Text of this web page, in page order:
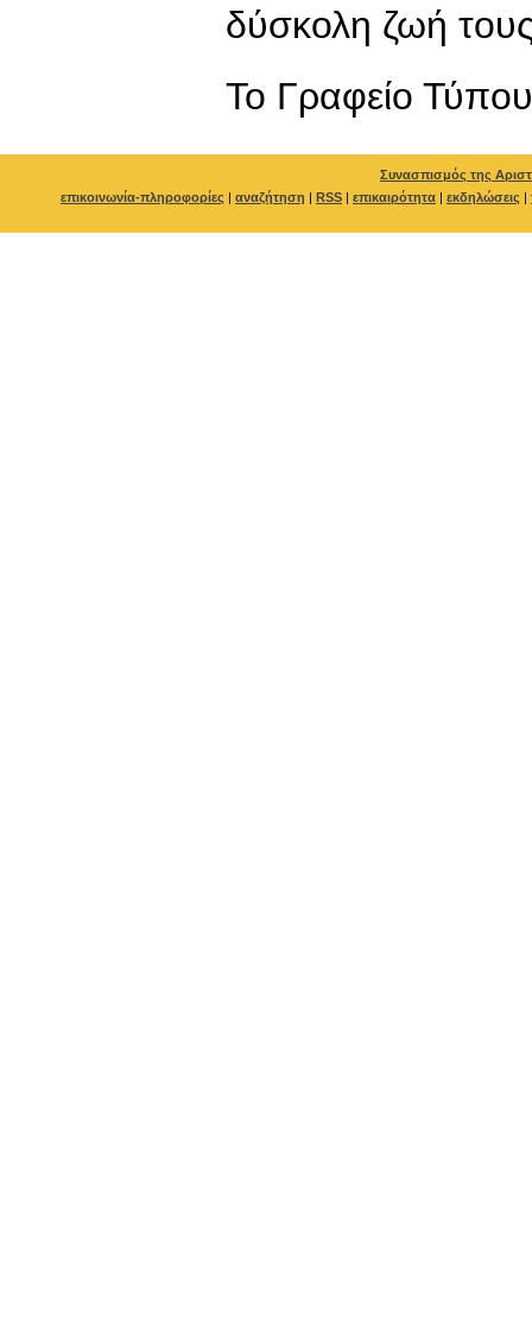
δύσκολη ζωή
To Γραφείο Τύπου
Συνασπισμός της
επικοινωνία-πληροφορίες | αναζήτηση | RSS | επικαιρότητα | εκδηλώσεις |